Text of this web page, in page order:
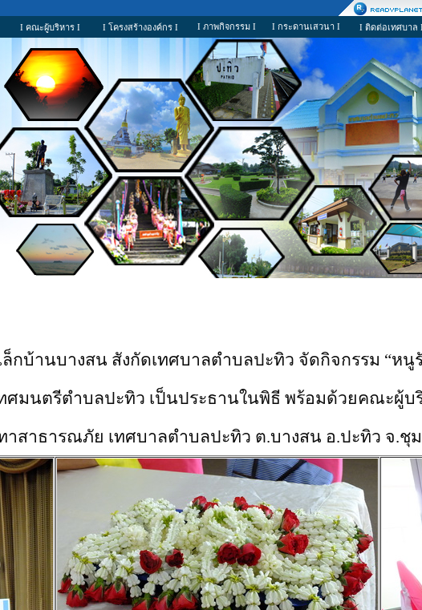
I คณะผู้บริหาร I I โครงสร้างองค์กร I I ภาพกิจกรรม I I กระดานเสวนา I I ติดต่อเทศบาล
กบ้านบางสน สังกัดเทศบาลตำบลปะทิว จัดกิจกรรม “หนู
มนตรีตำบลปะทิว เป็นประธานในพิธี พร้อมด้วยคณะผู้บ
สาธารณภัย เทศบาลตำบลปะทิว ต.บางสน อ.ปะทิว จ.ชุ